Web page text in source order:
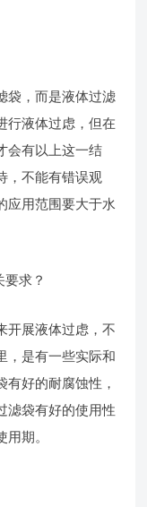
袋，而是液体过滤
行液体过虑，但在
会有以上这一结
，不能有错误观
应用范围要大于水
求？
开展液体过虑，不
，是有一些实际和
好的耐腐蚀性，
滤袋有好的使用性
期。